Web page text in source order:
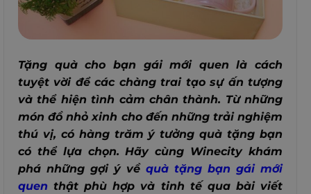
Tặng quà cho bạn gái mới quen là cách
tuyệt vời để các chàng trai tạo sự ấn tượng
và thể hiện tình cảm chân thành. Từ những
món đồ nhỏ xinh cho đến những trải nghiệm
thú vị, có hàng trăm ý tưởng quà tặng bạn
có thể lựa chọn.Hãy cùng Winecity khám
phá những gợi ý về quà tặng bạn gái mới
quen thật phù hợp và tinh tế qua bài viết